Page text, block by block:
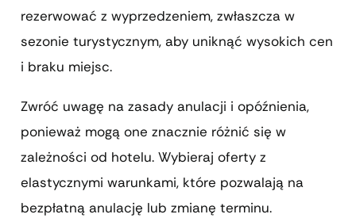
rezerwować z wyprzedzeniem, zwłaszcza w
sezonie turystycznym, aby uniknąć wysokich cen
i braku miejsc.
Zwróć uwagę na zasady anulacji i opóźnienia,
ponieważ mogą one znacznie różnić się w
zależności od hotelu. Wybieraj oferty z
elastycznymi warunkami, które pozwalają na
bezpłatną anulację lub zmianę terminu.